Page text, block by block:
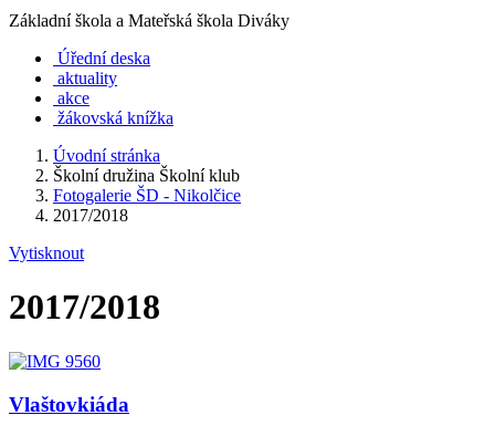
Základní škola a Mateřská škola Diváky
Úřední deska
aktuality
akce
žákovská knížka
Úvodní stránka
Školní družina Školní klub
Fotogalerie ŠD - Nikolčice
2017/2018
Vytisknout
2017/2018
Vlaštovkiáda